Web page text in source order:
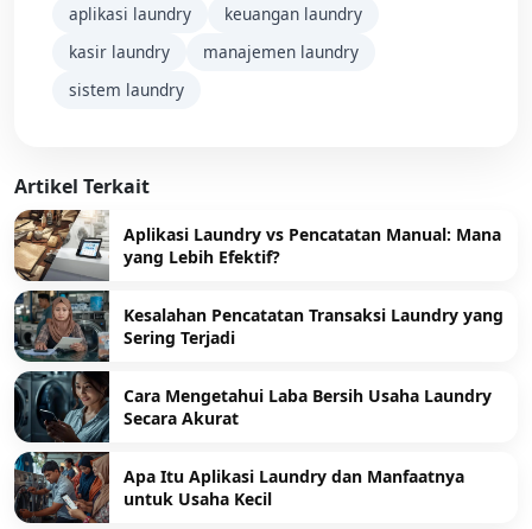
aplikasi laundry
keuangan laundry
kasir laundry
manajemen laundry
sistem laundry
Artikel Terkait
Aplikasi Laundry vs Pencatatan Manual: Mana
yang Lebih Efektif?
Kesalahan Pencatatan Transaksi Laundry yang
Sering Terjadi
Cara Mengetahui Laba Bersih Usaha Laundry
Secara Akurat
Apa Itu Aplikasi Laundry dan Manfaatnya
untuk Usaha Kecil